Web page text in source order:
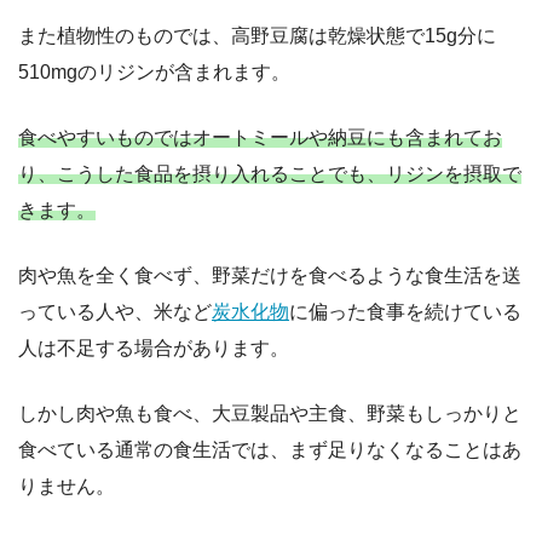
また植物性のものでは、高野豆腐は乾燥状態で15g分に
510mgのリジンが含まれます。
食べやすいものではオートミールや納豆にも含まれてお
り、こうした食品を摂り入れることでも、リジンを摂取で
きます。
肉や魚を全く食べず、野菜だけを食べるような食生活を送
っている人や、米など炭水化物に偏った食事を続けている
人は不足する場合があります。
しかし肉や魚も食べ、大豆製品や主食、野菜もしっかりと
食べている通常の食生活では、まず足りなくなることはあ
りません。